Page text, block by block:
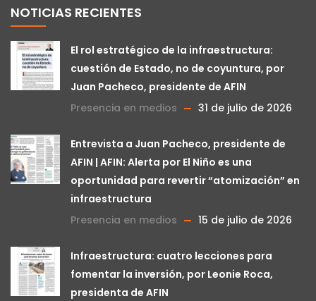
NOTICIAS RECIENTES
El rol estratégico de la infraestructura:
cuestión de Estado, no de coyuntura, por
Juan Pacheco, presidente de AFIN
Presencia en medios
31 de julio de 2026
Entrevista a Juan Pacheco, presidente de
AFIN | AFIN: Alerta por El Niño es una
oportunidad para revertir “atomización” en
infraestructura
Presencia en medios
15 de julio de 2026
Infraestructura: cuatro lecciones para
fomentar la inversión, por Leonie Roca,
presidenta de AFIN